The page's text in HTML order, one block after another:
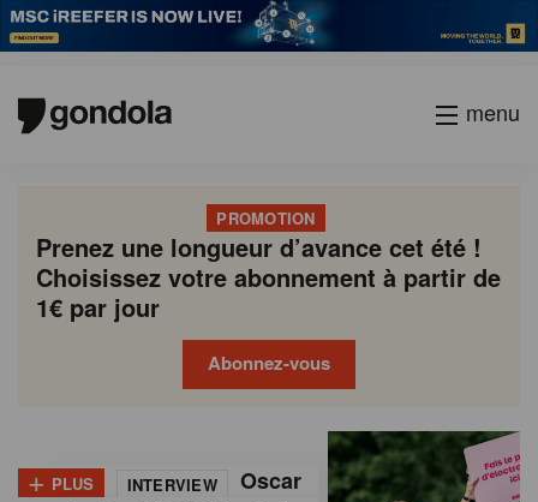
menu
PROMOTION
Prenez une longueur d’avance cet été !
Choisissez votre abonnement à partir de
1€ par jour
Abonnez-vous
o+ PLUS INTERVIEW
Oscar